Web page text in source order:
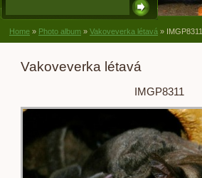
Home » Photo album » Vakoveverka létavá » IMGP8311
Vakoveverka létavá
IMGP8311